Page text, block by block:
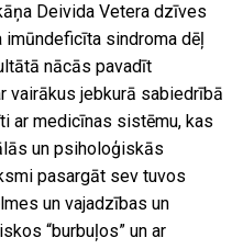
Deivida Vetera dzīves
imūndeficīta sindroma dēļ
nācās pavadīt
vairākus jebkurā sabiedrībā
ar medicīnas sistēmu, kas
un psiholoģiskās
pasargāt sev tuvos
un vajadzības un
“burbuļos” un ar